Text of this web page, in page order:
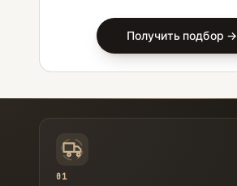
Получить подбор →
01